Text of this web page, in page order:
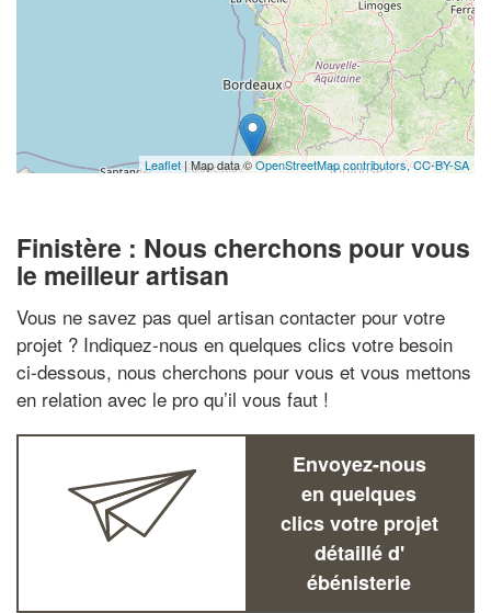
Leaflet | Map data ©OpenStreetMap contributors,CC-BY-SA
Finistère : Nous cherchons pour vous
le meilleur artisan
Vous ne savez pas quel artisan contacter pour votre
projet ? Indiquez-nous en quelques clics votre besoin
ci-dessous, nous cherchons pour vous et vous mettons
en relation avec le pro qu’il vous faut !
Envoyez-nous
en quelques
clics votre projet
détaillé d'
ébénisterie